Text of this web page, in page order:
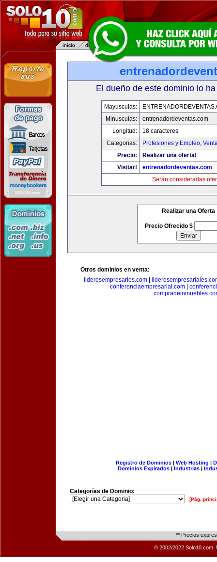
El dueño de este dominio lo
Mayusculas:
Minusculas:
entrenadordeventas.com
Longitud:
18 caracteres
Categorias:
Profesiones y Empleo,
Precio:
Realizar una oferta!
Visitar!
entrenadordeventas.com
Serán consideradas
Realizar una Oferta
Precio Ofrecido $
Otros dominios en venta:
lideresempresarios.com
conferenciaempresarial.com
Registro de Dominios| Web Hosting |
Dominios Expirados | Industrias |
Categorías de Dominio:
[Pág.
** Precios
© 2002/2022 Solo10.com